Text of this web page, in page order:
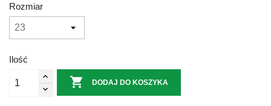
Rozmiar
Ilość
 DODAJ DO KOSZYKA